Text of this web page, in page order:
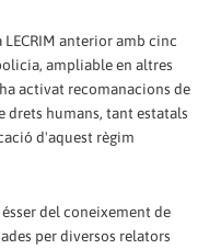
anterior amb cinc
ampliable en altres
activat recomanacions de
humans, tant estatals
d'aquest règim
del coneixement de
per diversos relators